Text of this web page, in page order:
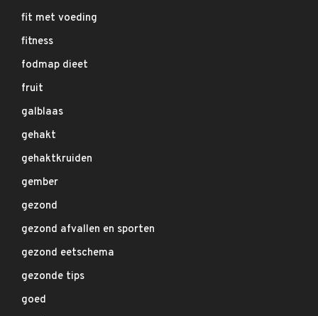
fit met voeding
fitness
fodmap dieet
fruit
galblaas
gehakt
gehaktkruiden
gember
gezond
gezond afvallen en sporten
gezond eetschema
gezonde tips
goed